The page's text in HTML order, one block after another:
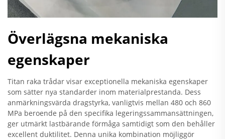
Överlägsna mekaniska
egenskaper
Titan raka trådar visar exceptionella mekaniska egenskaper
som sätter nya standarder inom materialprestanda. Dess
anmärkningsvärda dragstyrka, vanligtvis mellan 480 och 860
MPa beroende på den specifika legeringssammansättningen,
ger utmärkt lastbärande förmåga samtidigt som den behåller
excellent duktilitet. Denna unika kombination möjliggör